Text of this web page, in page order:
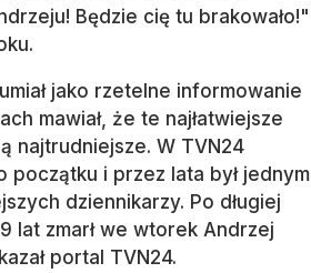
Będzie cię tu brakowało!"
jako rzetelne informowanie
mawiał, że te najłatwiejsze
najtrudniejsze. W TVN24
początku i przez lata był jednym
dziennikarzy. Po długiej
lat zmarł we wtorek Andrzej
portal TVN24.